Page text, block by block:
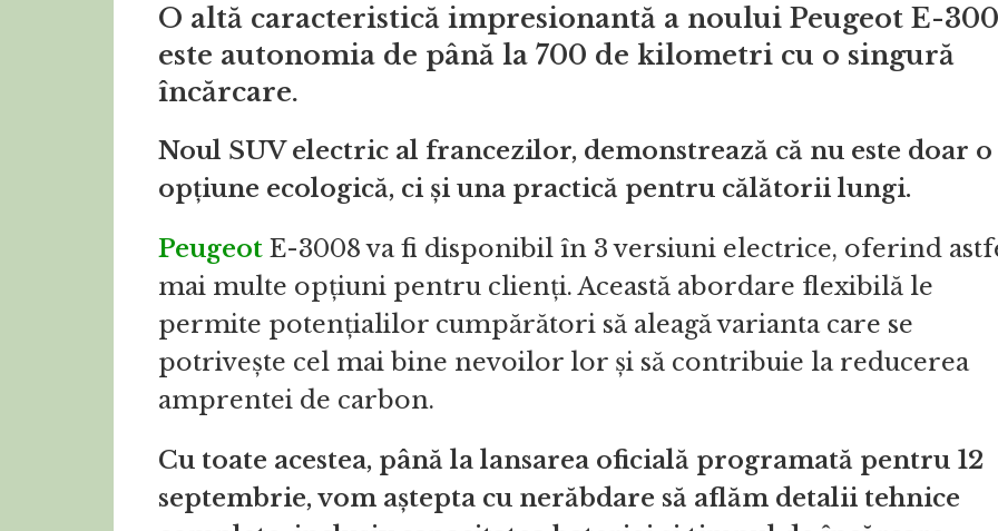
O altă caracteristică impresionantă a noului Peugeot E-
este autonomia de până la 700 de kilometri cu o singură
încărcare.
Noul SUV electric al francezilor, demonstrează că nu este doar o
opțiune ecologică, ci și una practică pentru călătorii lungi.
Peugeot E-3008 va fi disponibil în 3 versiuni electrice, oferind
mai multe opțiuni pentru clienți. Această abordare flexibilă le
permite potențialilor cumpărători să aleagă varianta care se
potrivește cel mai bine nevoilor lor și să contribuie la reducerea
amprentei de carbon.
Cu toate acestea, până la lansarea oficială programată pentru 12
septembrie, vom aștepta cu nerăbdare să aflăm detalii tehnice